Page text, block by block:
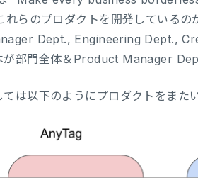
れらのプロダクトを開発している
Dept., Engineering Dept.,
が部門全体＆Product Manager
は以下のようにプロダクトをまた